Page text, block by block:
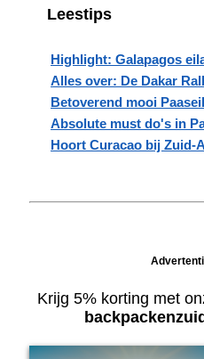
Leestips
Highlight: Galapagos
Alles over: De Dakar
Betoverend mooi
Absolute must do's in
Hoort Curacao bij Zuid-
Krijg 5% korting met